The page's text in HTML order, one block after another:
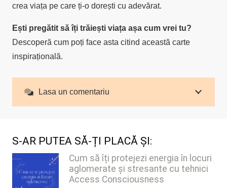
crea viața pe care ți-o dorești cu adevărat.
Ești pregătit să îți trăiești viața așa cum vrei tu?
Descoperă cum poți face asta citind această carte
inspirațională.
Lasa un comentariu
S-AR PUTEA SĂ-ȚI PLACĂ ȘI:
Cum să îți protejezi energia în locuri
aglomerate și stresante cu tehnici
Access Consciousness